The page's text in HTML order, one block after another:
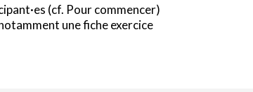
(cf. Pour commencer)
une fiche exercice